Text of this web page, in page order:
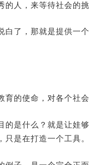
人，来等待社会的挑
白了，那就是提供一
育的使命，对各个社
的是什么？就是让娃
只是在打造一个工具。